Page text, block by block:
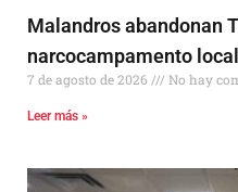
Malandros abandonan
narcocampamento
7 de agosto de 2026 No hay
Leer más »